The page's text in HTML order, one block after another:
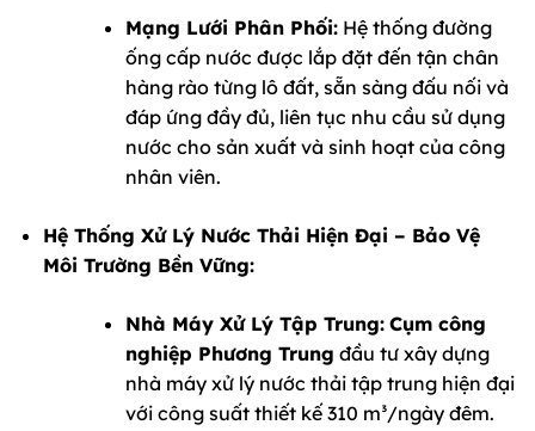
Mạng Lưới Phân Phối:Hệ thống đường
ống cấp nước được lắp đặt đến tận chân
hàng rào từng lô đất, sẵn sàng đấu nối và
đáp ứng đầy đủ, liên tục nhu cầu sử dụng
nước cho sản xuất và sinh hoạt của công
nhân viên.
Hệ Thống Xử Lý Nước Thải Hiện Đại – Bảo Vệ
Môi Trường Bền Vững:
Nhà Máy Xử Lý Tập Trung: Cụm công
nghiệp Phương Trung đầu tư xây dựng
nhà máy xử lý nước thải tập trung hiện đại
với công suất thiết kế 310 m³/ngày đêm.